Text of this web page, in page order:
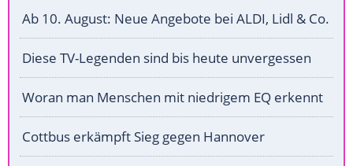
Ab 10. August: Neue Angebote bei ALDI, Lidl & Co.
Diese TV-Legenden sind bis heute unvergessen
Woran man Menschen mit niedrigem EQ erkennt
Cottbus erkämpft Sieg gegen Hannover